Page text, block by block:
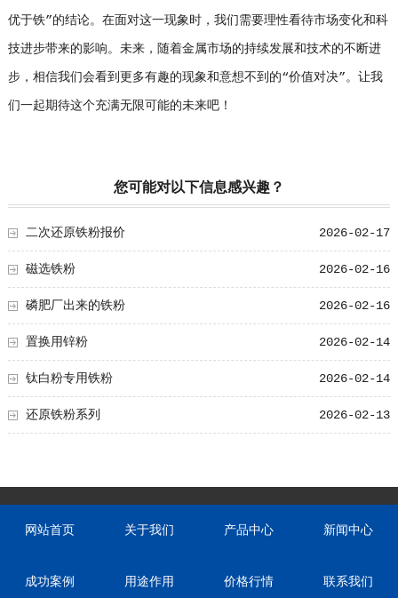
优于铁”的结论。在面对这一现象时，我们需要理性看待市场变化和科
技进步带来的影响。未来，随着金属市场的持续发展和技术的不断进
步，相信我们会看到更多有趣的现象和意想不到的“价值对决”。让我
们一起期待这个充满无限可能的未来吧！
您可能对以下信息感兴趣？
2026-02-17
二次还原铁粉报价
2026-02-16
磁选铁粉
2026-02-16
磷肥厂出来的铁粉
2026-02-14
置换用锌粉
2026-02-14
钛白粉专用铁粉
2026-02-13
还原铁粉系列
网站首页 关于我们 产品中心 新闻中心
成功案例 用途作用 价格行情 联系我们